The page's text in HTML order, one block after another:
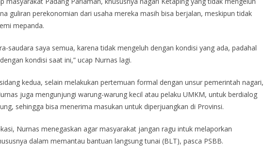
guliran perekonomian dari usaha mereka masih bisa berjalan, meskipun tidak
mepanda.
saudara saya semua, karena tidak mengeluh dengan kondisi yang ada, padahal
kondisi saat ini,” ucap Nurnas lagi.
kedua, selain melakukan pertemuan formal dengan unsur pemerintah nagari,
juga mengunjungi warung-warung kecil atau pelaku UMKM, untuk berdialog
sehingga bisa menerima masukan untuk diperjuangkan di Provinsi.
Nurnas menegaskan agar masyarakat jangan ragu intuk melaporkan
dalam memantau bantuan langsung tunai (BLT), pasca PSBB.